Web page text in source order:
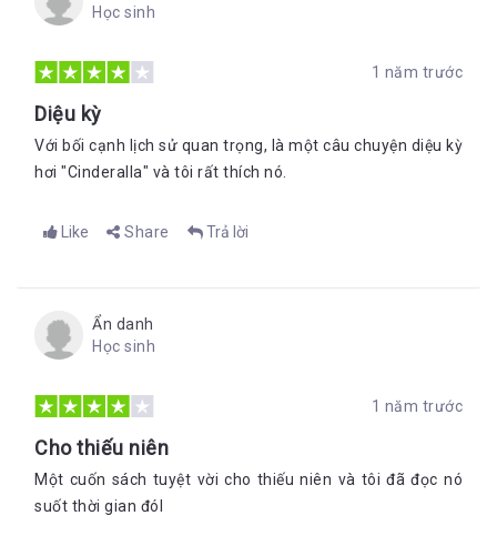
tìm đến thế giới lãng mạn thần tiên cùng những chuyến phiêu
sẽ trưởng thành trong bạn như đã trưởng thành trong chính
tôi, dạy bạn cách dũng cảm, cách sợ hãi, cách yêu thương và
cả cách gọi tên chính mình... Tác giả: Nguyễn Hương My lớp
Học sinh
1 năm trước
Diệu kỳ
Với bối cạnh lịch sử quan trọng, là một câu chuyện diệu kỳ
hơi "Cinderalla" và tôi rất thích nó.
Like Share Trả lời
Ẩn danh
Học sinh
1 năm trước
Cho thiếu niên
Một cuốn sách tuyệt vời cho thiếu niên và tôi đã đọc nó
suốt thời gian đól